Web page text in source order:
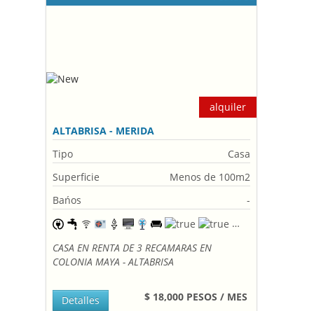
alquiler
ALTABRISA - MERIDA
Tipo
Casa
Superficie
Menos de 100m2
Bańos
-
CASA EN RENTA DE 3 RECAMARAS EN
COLONIA MAYA - ALTABRISA
$ 18,000 PESOS / MES
Detalles